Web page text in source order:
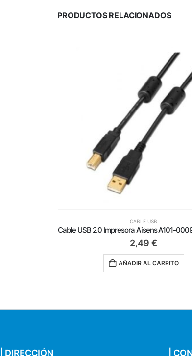
PRODUCTOS RELACIONADOS
CABLE USB
2,49 €
AÑADIR AL CARRITO
| DIRECCIÓN |